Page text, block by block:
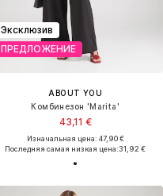
Эксклюзив
ПРЕДЛОЖЕНИЕ
ABOUT YOU
Комбинезон 'Marita'
43,11 €
Изначальная цена: 47,90 €
Последняя самая низкая цена:31,92 €